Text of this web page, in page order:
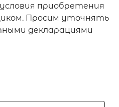
приобретения
Просим уточнять
декларациями